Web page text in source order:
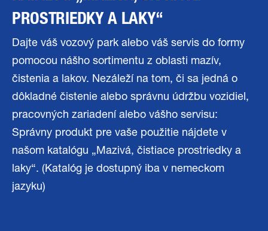
PROSTRIEDKY A LAKY“
Dajte váš vozový park alebo váš servis do formy
pomocou nášho sortimentu z oblasti mazív,
čistenia a lakov. Nezáleží na tom, či sa jedná o
dôkladné čistenie alebo správnu údržbu vozidiel,
pracovných zariadení alebo vášho servisu:
Správny produkt pre vaše použitie nájdete v
našom katalógu „Mazivá, čistiace prostriedky a
laky“. (Katalóg je dostupný iba v nemeckom
jazyku)